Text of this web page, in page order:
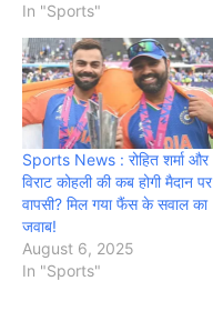
In "Sports"
Sports News : रोहित शर्मा और
विराट कोहली की कब होगी मैदान पर
वापसी? मिल गया फैंस के सवाल का
जवाब!
August 6, 2025
In "Sports"